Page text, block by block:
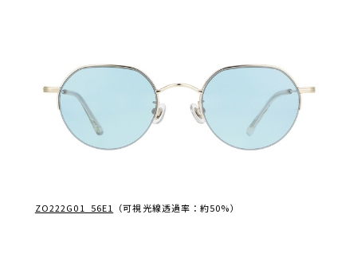
ZO222G01_56E1 （可視光線透過率：約50%）